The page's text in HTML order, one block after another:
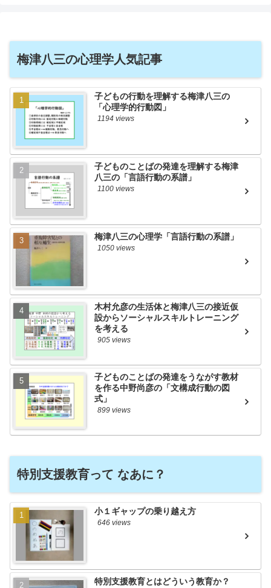
梅津八三の心理学人気記事
子どもの行動を理解する梅津八三の
「心理学的行動図」
1194 views
子どものことばの発達を理解する梅津
八三の「言語行動の系譜」
1100 views
梅津八三の心理学「言語行動の系譜」
1050 views
木村允彦の生活体と梅津八三の接近仮
設からソーシャルスキルトレーニング
を考える
905 views
子どものことばの発達をうながす教材
を作る中野尚彦の「文構成行動の図
式」
899 views
特別支援教育って なあに？
小１ギャップの乗り越え方
646 views
特別支援教育とはどういう教育か？